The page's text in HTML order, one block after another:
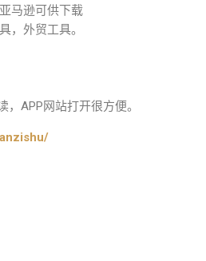
马逊可供下载
，外贸工具。
APP网站打开很方便。